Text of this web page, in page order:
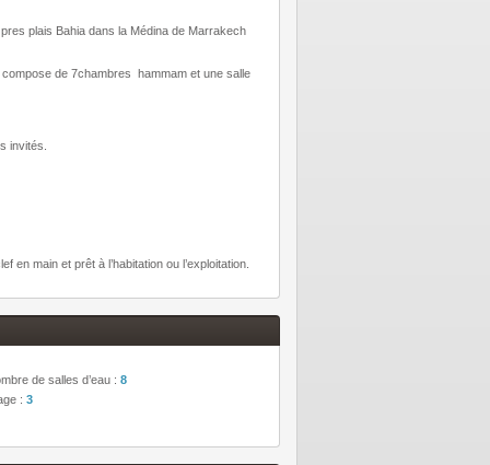
plais Bahia dans la Médina de Marrakech
de 7chambres hammam et une salle
invités.
main et prêt à l’habitation ou l’exploitation.
de salles d’eau : 8
: 3